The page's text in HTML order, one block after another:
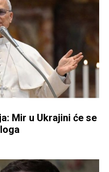
Mir u Ukrajini će se